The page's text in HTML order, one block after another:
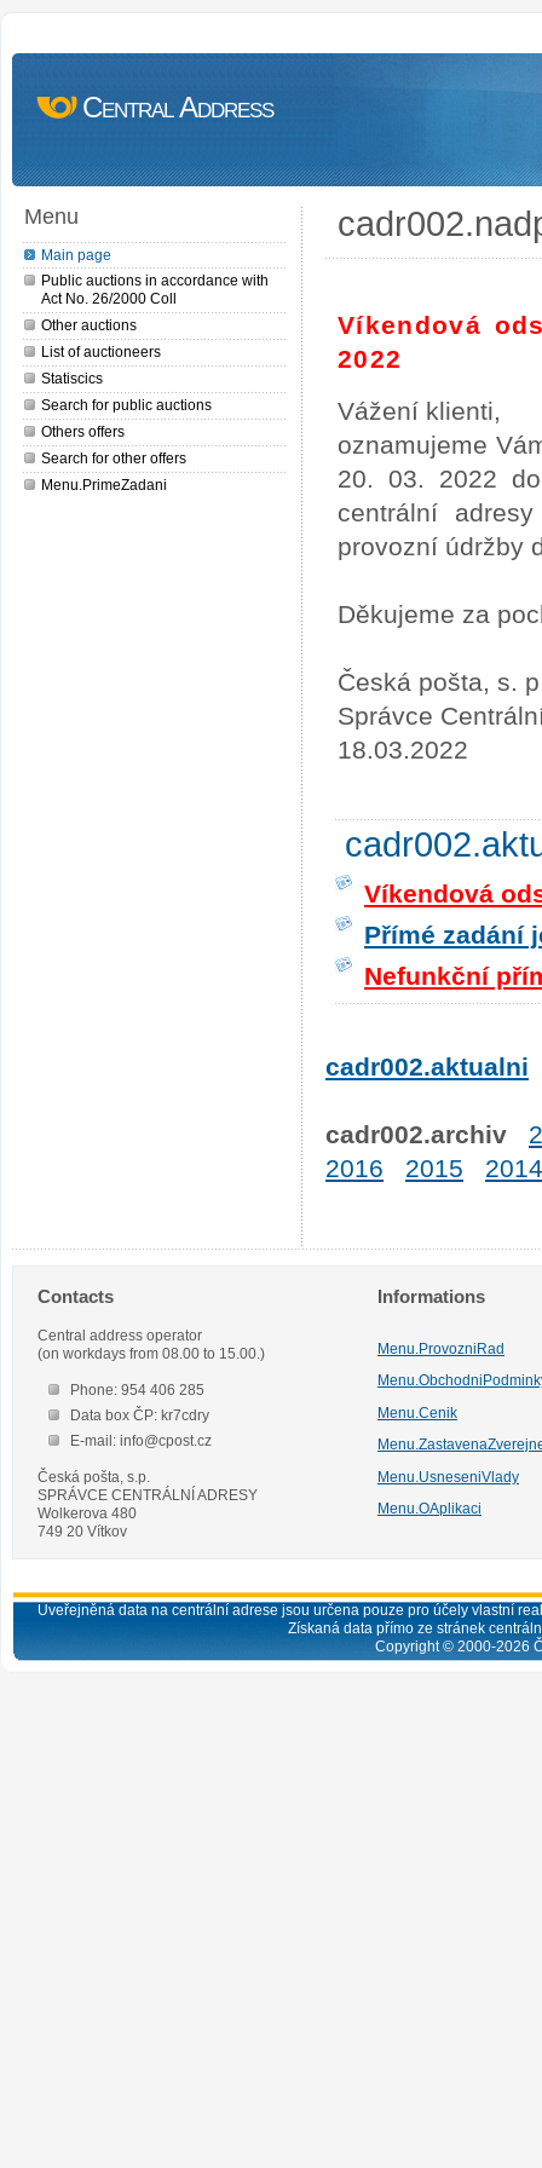
Central Address
Menu
Main page
Public auctions in accordance with
Act No. 26/2000 Coll
Other auctions
List of auctioneers
Statiscics
Search for public auctions
Others offers
Search for other offers
Menu.PrimeZadani
Víkendová
2022
Vážení klienti,
oznamujeme
20. 03. 2022
centrální
provozní údržby
Děkujeme za
Česká pošta, s.
Správce
18.03.2022
Víkendová
Přímé zadání
Nefunkční
cadr002.aktualni
cadr002.archiv
2016
2015 2014
Contacts
Central address operator
(on workdays from 08.00 to 15.00.)
Phone: 954 406 285
Data box ČP: kr7cdry
E-mail: info@cpost.cz
Česká pošta, s.p.
SPRÁVCE CENTRÁLNÍ ADRESY
Wolkerova 480
749 20 Vítkov
Informations
Menu.ProvozniRad
Menu.Cenik
Menu.UsneseniVlady
Menu.OAplikaci
Uveřejněná data na centrální adrese jsou určena pouze pro účely vlastní
Získaná data přímo ze stránek
Copyright © 2000-2026